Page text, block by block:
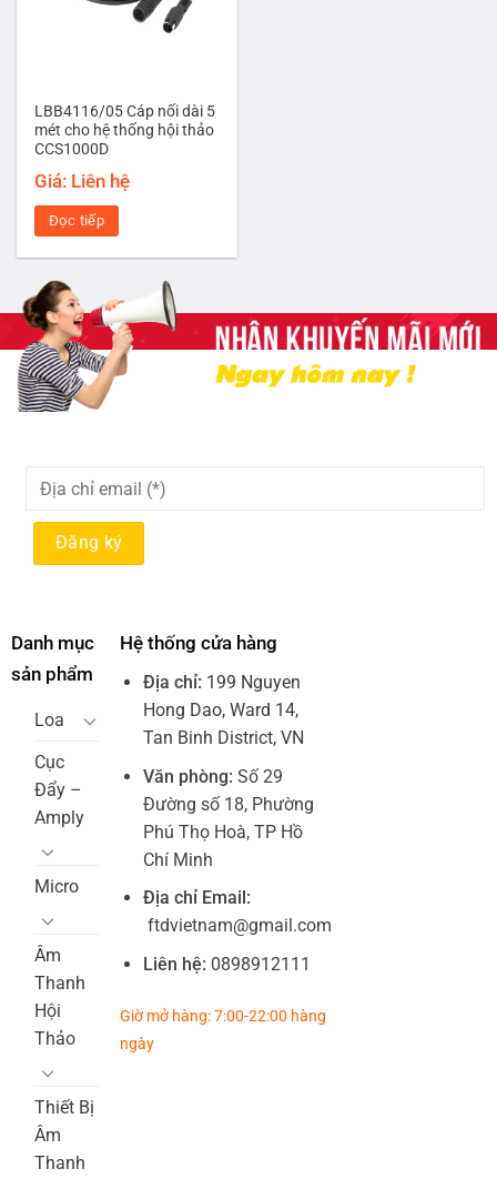
LBB4116/05 Cáp nối dài 5
mét cho hệ thống hội thảo
CCS1000D
Giá: Liên hệ
Đọc tiếp
Danh mục
sản phẩm
Loa
Cục
Đẩy –
Amply
Micro
Âm
Thanh
Hội
Thảo
Thiết Bị
Âm
Thanh
Hệ thống cửa hàng
Địa chỉ: 199 Nguyen
Hong Dao, Ward 14,
Tan Binh District, VN
Văn phòng: Số 29
Đường số 18, Phường
Phú Thọ Hoà, TP Hồ
Chí Minh
Địa chỉ Email:
ftdvietnam@gmail.com
Liên hệ: 0898912111
Giờ mở hàng: 7:00-22:00 hàng
ngày